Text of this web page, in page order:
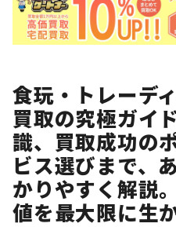
食玩・トレーデ
買取の究極ガイ
識、買取成功の
ビス選びまで、
かりやすく解説
値を最大限に生